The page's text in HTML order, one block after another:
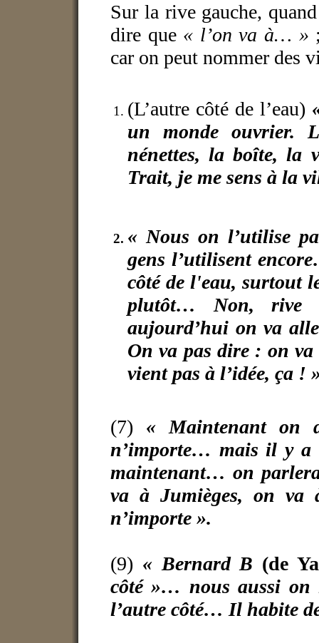
Sur la rive gauche,
dire que « l’on va à… »
car on peut nommer des
(L’autre côté de l’eau)
un monde ouvrier.
nénettes, la boîte, la
Trait, je me sens à la
« Nous on l’utilise
gens l’utilisent
côté de l'eau, surtout
plutôt… Non, rive
aujourd’hui on va
On va pas dire : on
vient pas à l’idée, ça !
(7) « Maintenant
n’importe… mais il y a
maintenant… on
va à Jumièges, on
n’importe ».
(9) « Bernard B (de
côté »… nous aussi
l’autre côté… Il habite